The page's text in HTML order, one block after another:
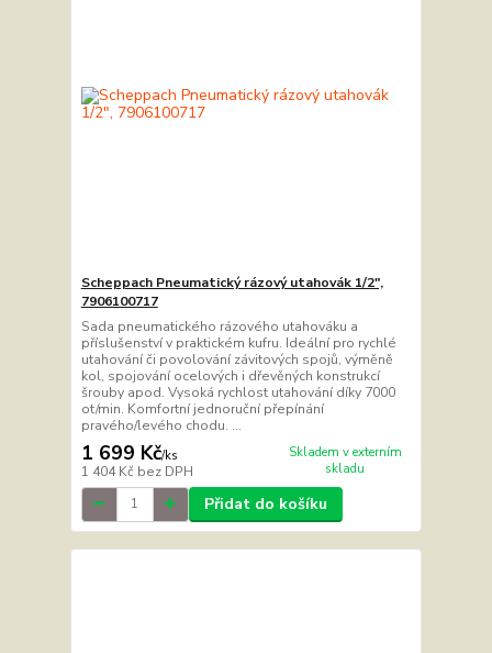
Scheppach Pneumatický rázový utahovák 1/2",
7906100717
Sada pneumatického rázového utahováku a
příslušenství v praktickém kufru. Ideální pro rychlé
utahování či povolování závitových spojů, výměně
kol, spojování ocelových i dřevěných konstrukcí
šrouby apod. Vysoká rychlost utahování díky 7000
ot/min. Komfortní jednoruční přepínání
pravého/levého chodu. ...
1 699 Kč/ks
1 404 Kč bez DPH
Skladem v externím
skladu
Přidat do košíku